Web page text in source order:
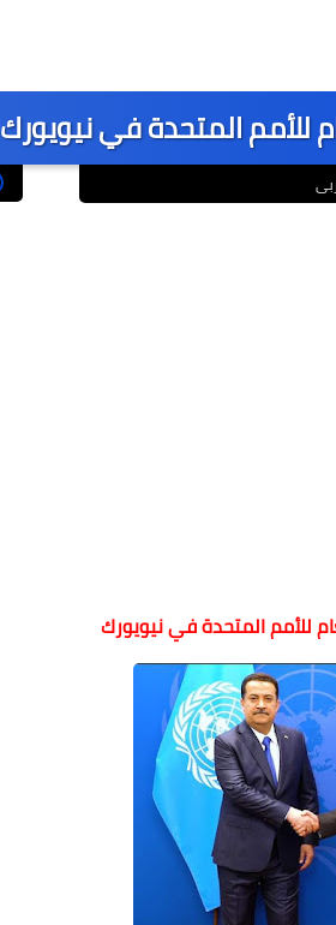
للأمم المتحدة في نيويورك
للأمم المتحدة في نيويورك